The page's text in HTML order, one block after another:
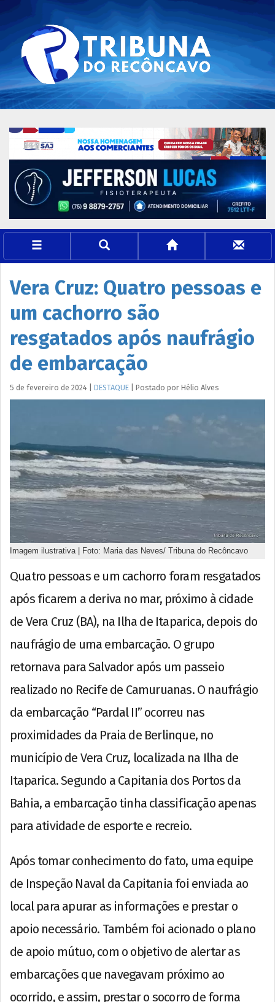
Vera Cruz: Quatro pessoas e
um cachorro são
resgatados após naufrágio
de embarcação
5 de fevereiro de 2024 DESTAQUE Postado por Hélio Alves
Imagem ilustrativa | Foto: Maria das Neves/ Tribuna do Recôncavo
Quatro pessoas e um cachorro foram resgatados
após ficarem a deriva no mar, próximo à cidade
de Vera Cruz (BA), na Ilha de Itaparica, depois do
naufrágio de uma embarcação. O grupo
retornava para Salvador após um passeio
realizado no Recife de Camuruanas. O naufrágio
da embarcação “Pardal II” ocorreu nas
proximidades da Praia de Berlinque, no
município de Vera Cruz, localizada na Ilha de
Itaparica. Segundo a Capitania dos Portos da
Bahia, a embarcação tinha classificação apenas
para atividade de esporte e recreio.
Após tomar conhecimento do fato, uma equipe
de Inspeção Naval da Capitania foi enviada ao
local para apurar as informações e prestar o
apoio necessário. Também foi acionado o plano
de apoio mútuo, com o objetivo de alertar as
embarcações que navegavam próximo ao
ocorrido, e assim, prestar o socorro de forma